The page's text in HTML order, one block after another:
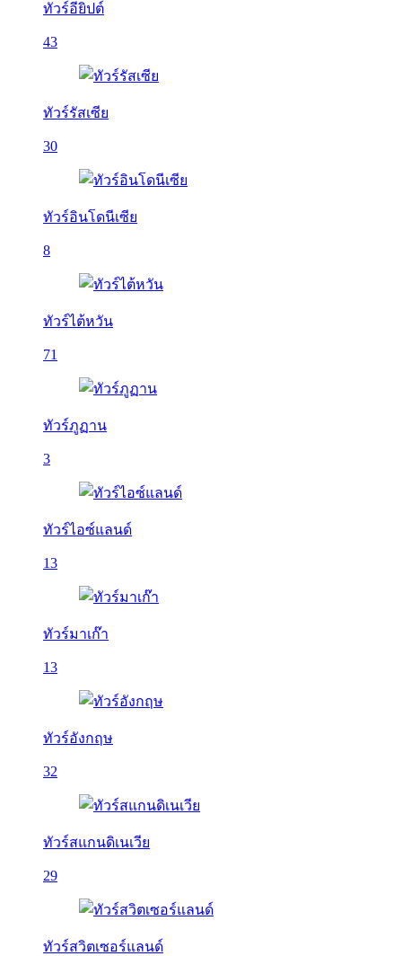
ทัวร์อียิปต์
43
ทัวร์รัสเซีย
30
ทัวร์อินโดนีเซีย
8
ทัวร์ไต้หวัน
71
ทัวร์ภูฏาน
3
ทัวร์ไอซ์แลนด์
13
ทัวร์มาเก๊า
13
ทัวร์อังกฤษ
32
ทัวร์สแกนดิเนเวีย
29
ทัวร์สวิตเซอร์แลนด์